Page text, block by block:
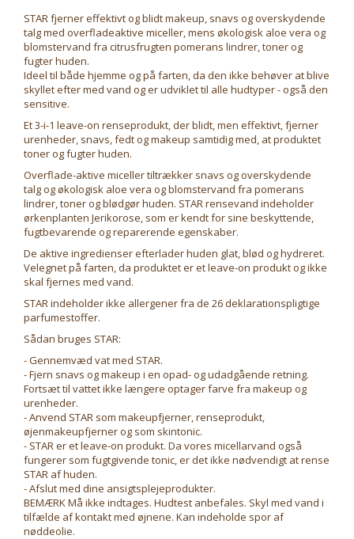
STAR fjerner effektivt og blidt makeup, snavs og overskydende
talg med overfladeaktive miceller, mens økologisk aloe vera og
blomstervand fra citrusfrugten pomerans lindrer, toner og
fugter huden.
Ideel til både hjemme og på farten, da den ikke behøver at blive
skyllet efter med vand og er udviklet til alle hudtyper - også den
sensitive.
Et 3-i-1 leave-on renseprodukt, der blidt, men effektivt, fjerner
urenheder, snavs, fedt og makeup samtidig med, at produktet
toner og fugter huden.
Overflade-aktive miceller tiltrækker snavs og overskydende
talg og økologisk aloe vera og blomstervand fra pomerans
lindrer, toner og blødgør huden. STAR rensevand indeholder
ørkenplanten Jerikorose, som er kendt for sine beskyttende,
fugtbevarende og reparerende egenskaber.
De aktive ingredienser efterlader huden glat, blød og hydreret.
Velegnet på farten, da produktet er et leave-on produkt og ikke
skal fjernes med vand.
STAR indeholder ikke allergener fra de 26 deklarationspligtige
parfumestoffer.
Sådan bruges STAR:
- Gennemvæd vat med STAR.
- Fjern snavs og makeup i en opad- og udadgående retning.
Fortsæt til vattet ikke længere optager farve fra makeup og
urenheder.
- Anvend STAR som makeupfjerner, renseprodukt,
øjenmakeupfjerner og som skintonic.
- STAR er et leave-on produkt. Da vores micellarvand også
fungerer som fugtgivende tonic, er det ikke nødvendigt at rense
STAR af huden.
- Afslut med dine ansigtsplejeprodukter.
BEMÆRK Må ikke indtages. Hudtest anbefales. Skyl med vand i
tilfælde af kontakt med øjnene. Kan indeholde spor af
nøddeolie.